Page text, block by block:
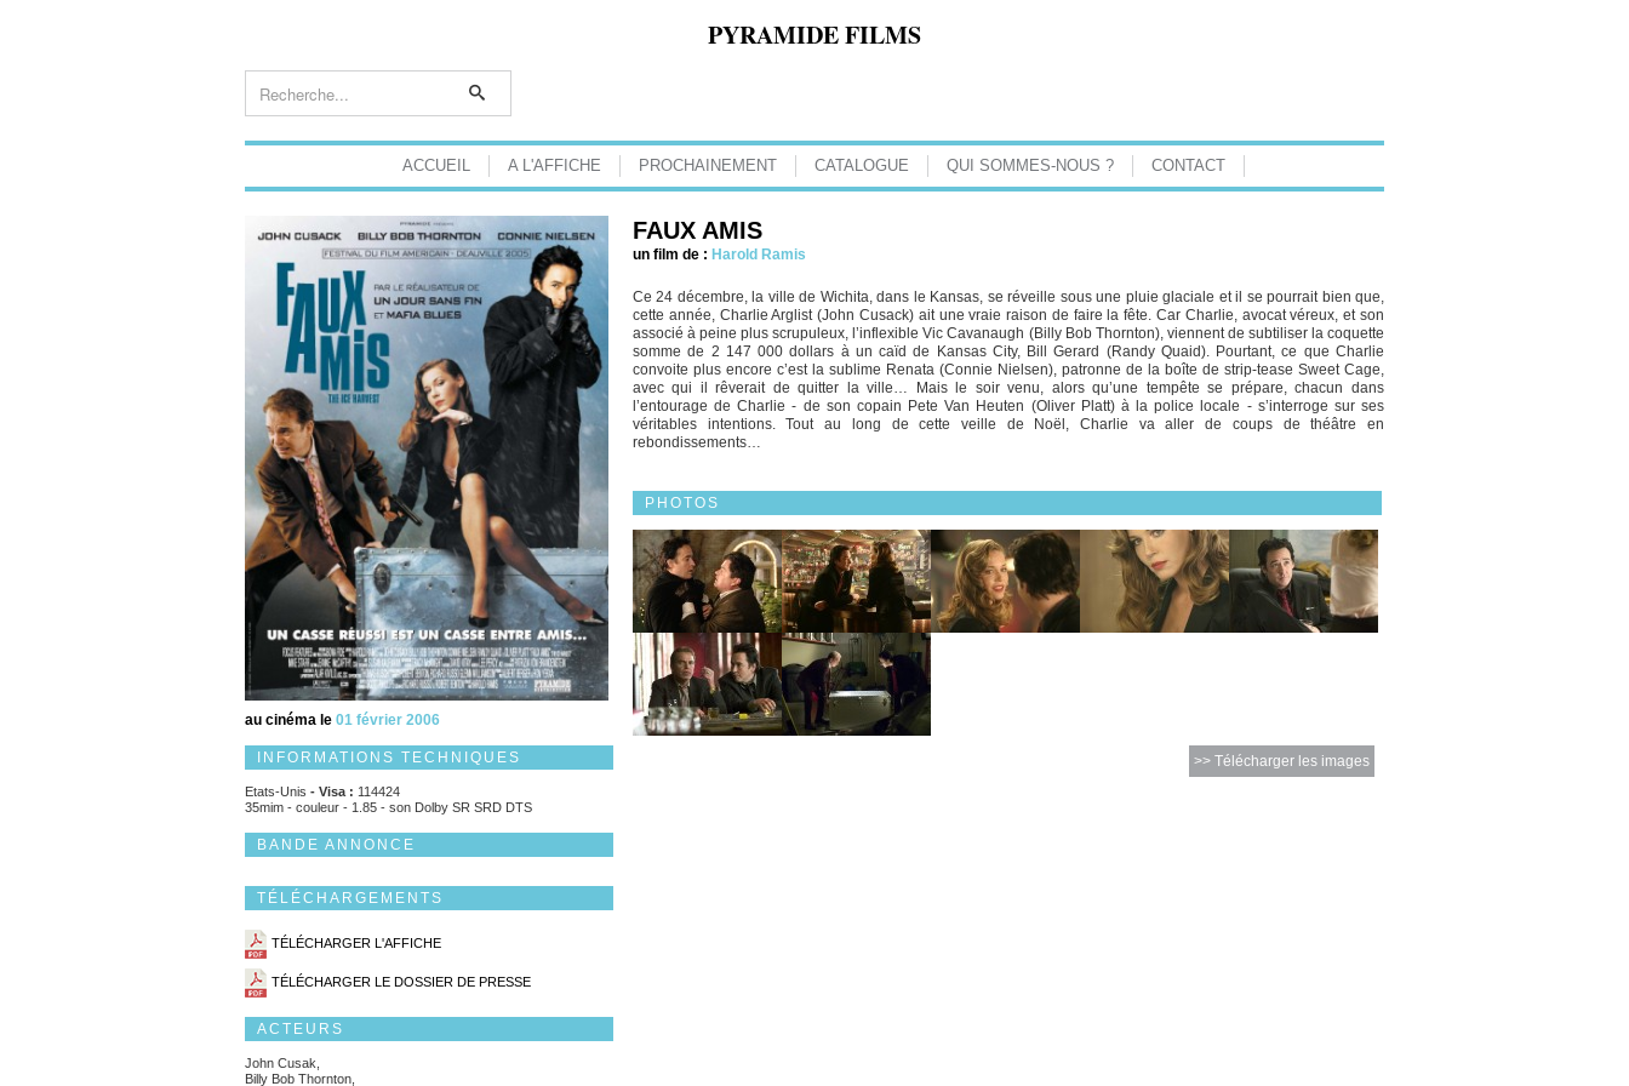
PYRAMIDE FILMS
ACCUEIL A L'AFFICHE PROCHAINEMENT CATALOGUE QUI SOMMES-NOUS ? CONTACT
au cinéma le 01 février 2006
INFORMATIONS TECHNIQUES
Etats-Unis - Visa : 114424
35mim - couleur - 1.85 - son Dolby SR SRD DTS
BANDE ANNONCE
TÉLÉCHARGEMENTS
TÉLÉCHARGER L'AFFICHE
TÉLÉCHARGER LE DOSSIER DE PRESSE
ACTEURS
John Cusak,
Billy Bob Thornton,
FAUX AMIS
un film de : Harold Ramis
Ce 24 décembre, la ville de Wichita, dans le Kansas, se réveille sous une pluie glaciale et il se pourrait bien que,
cette année, Charlie Arglist (John Cusack) ait une vraie raison de faire la fête. Car Charlie, avocat véreux, et son
associé à peine plus scrupuleux, l’inflexible Vic Cavanaugh (Billy Bob Thornton), viennent de subtiliser la coquette
somme de 2 147 000 dollars à un caïd de Kansas City, Bill Gerard (Randy Quaid). Pourtant, ce que Charlie
convoite plus encore c’est la sublime Renata (Connie Nielsen), patronne de la boîte de strip-tease Sweet Cage,
avec qui il rêverait de quitter la ville… Mais le soir venu, alors qu’une tempête se prépare, chacun dans
l’entourage de Charlie - de son copain Pete Van Heuten (Oliver Platt) à la police locale - s’interroge sur ses
véritables intentions. Tout au long de cette veille de Noël, Charlie va aller de coups de théâtre en
rebondissements…
PHOTOS
>> Télécharger les images